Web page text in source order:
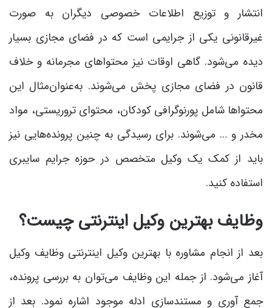
انتشار و توزیع اطلاعات خصوصی دیگران به صورت
غیرقانونی یکی از جرایمی است که در فضای مجازی بسیار
دیده می‌شود. گاهی اوقات نیز محتواهای مجرمانه و خلاف
قانون در فضای مجازی پخش می‌شوند. به‌عنوان‌مثال این
محتواها شامل پورنوگرافی کودکان، محتوای تروریستی، مواد
مخدر و … می‌شوند. برای رسیدگی به چنین پرونده‌هایی نیز
باید از کمک یک وکیل متخصص در حوزه جرایم سایبری
استفاده کنید.
وظایف بهترین وکیل اینترنتی چیست؟
بعد از انجام مشاوره با بهترین وکیل اینترنتی وظایف وکیل
آغاز می‌شود. از جمله این وظایف می‌توان به بررسی پرونده،
جمع آوری و مستندسازی ادله موجود اشاره نمود. بعد از